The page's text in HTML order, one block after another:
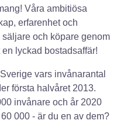
Våra ambitiösa
erfarenhet och
och köpare genom
lyckad bostadsaffär!
vars invånarantal
första halvåret 2013.
invånare och år 2020
000 - är du en av dem?